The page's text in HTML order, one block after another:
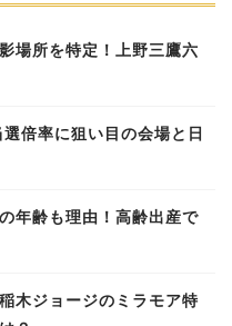
場所を特定！上野三鷹六
倍率に狙い目の会場と日
年齢も理由！高齢出産で
木ジョージのミラモア特